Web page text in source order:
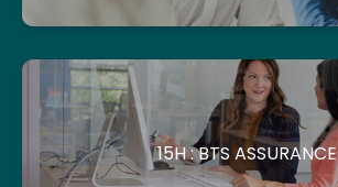
15H : BTS ASSURANCE